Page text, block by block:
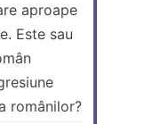
aproape
Este sau
românilor?